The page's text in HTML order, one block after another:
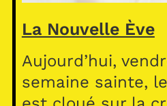
La Nouvelle Ève
Aujourd’hui,
semaine sainte,